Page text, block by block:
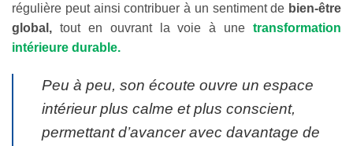
régulière peut ainsi contribuer à un sentiment de bien-être
global, tout en ouvrant la voie à une transformation
intérieure durable.
Peu à peu, son écoute ouvre un espace
intérieur plus calme et plus conscient,
permettant d’avancer avec davantage de